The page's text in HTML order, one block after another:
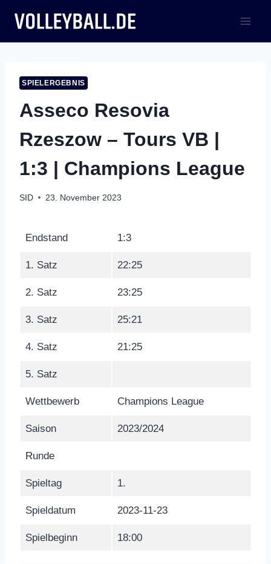
Inhalt
springen
SPIELERGEBNIS
Asseco Resovia
Rzeszow – Tours VB |
1:3 | Champions League
SID 23. November 2023
Endstand 1:3
1. Satz 22:25
2. Satz 23:25
3. Satz 25:21
4. Satz 21:25
5. Satz
Wettbewerb Champions League
Saison 2023/2024
Runde
Spieltag 1.
Spieldatum 2023-11-23
Spielbeginn 18:00